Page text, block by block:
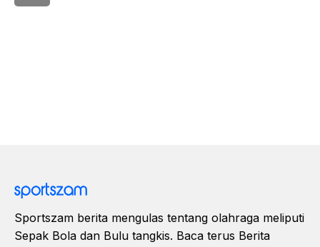
Sportszam berita mengulas tentang olahraga meliputi
Sepak Bola dan Bulu tangkis. Baca terus Berita